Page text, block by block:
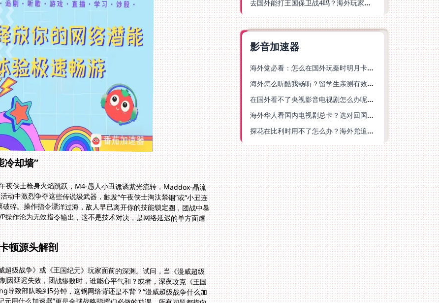
冷却墙”
侠士枪身火焰跳跃，M4-愚人小丑诡谲紫光流转，Maddox-晶流
中激烈争夺这些传说级武器，触发“午夜侠士淘汰禁锢”或“小丑连
碎。操作指令漂洋过海，敌人早已离开你的技能锁定圈，团战中暴
操作沦为无效指令输出，这不是技术对决，是网络延迟的单方面虐
顿源头解剖
超级战争》或《王国纪元》玩家面前的深渊。试问，当《漫威超级
延迟失效，团战惨败时，谁能心平气和？或者，深夜攻克《王国
致部队晚到5分钟，这锅网络背还是不背？“漫威超级战争什么加
用什么加速器”更是全球战略指挥们必做的功课。所有问题都指向
去国外能打王国保卫战4吗？海外玩家国服游戏加速全攻略（附公主连结幻想江湖实测）
影音加速器
海外党必看：怎么在国外玩秦时明月卡牌版？附豆瓣EZCast地区限制破解法
海外怎么听酷我畅听？留学生亲测有效的华语内容解锁指南
在国外看不了央视影音电视剧怎么办呢？海外党亲测有效的回国加速方案
海外华人看国内电视剧总卡？选对回国加速器，还能解决菲律宾打不开反诈中心的问题
探花在比利时用不了怎么办？海外党追剧办事全攻略，选对加速器就够了